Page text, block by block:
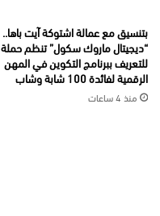
بتنسيق مع عمالة اشتوكة آيت باها..
“ديجيتال ماروك سكول” تنظم حملة
للتعريف ببرنامج التكوين في المهن
الرقمية لفائدة 100 شابة وشاب
منذ 4 ساعات